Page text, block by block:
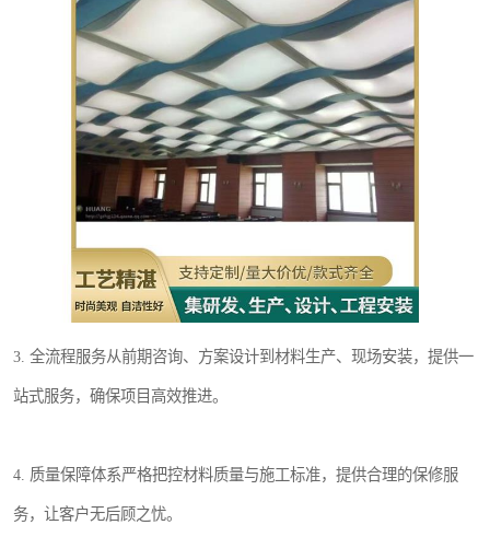
3. 全流程服务从前期咨询、方案设计到材料生产、现场安装，提供一
站式服务，确保项目高效推进。
4. 质量保障体系严格把控材料质量与施工标准，提供合理的保修服
务，让客户无后顾之忧。